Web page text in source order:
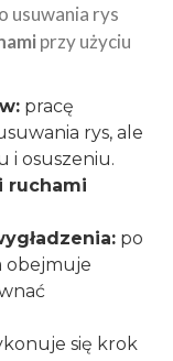
usuwania rys
przy użyciu
pracę
rys, ale
i osuszeniu.
ruchami
po
obejmuje
się krok